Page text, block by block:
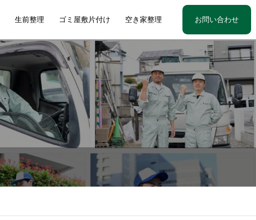
生前整理 ゴミ屋敷片付け 空き家整理 お問い合わせ